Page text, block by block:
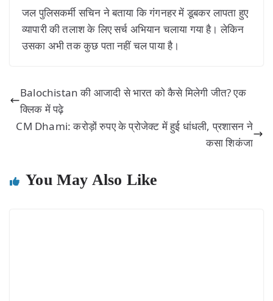
जल पुलिसकर्मी सचिन ने बताया कि गंगनहर में डूबकर लापता हुए
व्यापारी की तलाश के लिए सर्च अभियान चलाया गया है। लेकिन
उसका अभी तक कुछ पता नहीं चल पाया है।
Balochistan की आजादी से भारत को कैसे मिलेगी जीत? एक
क्लिक में पढ़े
CM Dhami: करोड़ों रुपए के प्रोजेक्ट में हुई धांधली, प्रशासन ने
कसा शिकंजा
You May Also Like